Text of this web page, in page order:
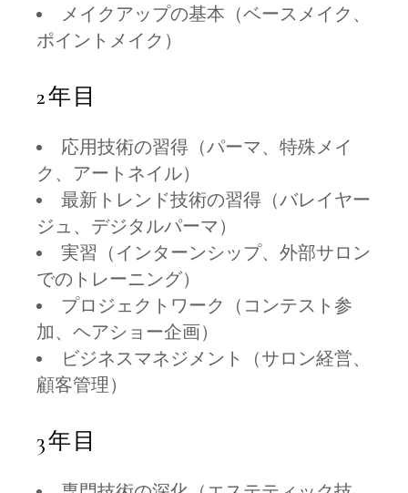
メイクアップの基本（ベースメイク、
ポイントメイク）
2年目
応用技術の習得（パーマ、特殊メイ
ク、アートネイル）
最新トレンド技術の習得（バレイヤー
ジュ、デジタルパーマ）
実習（インターンシップ、外部サロン
でのトレーニング）
プロジェクトワーク（コンテスト参
加、ヘアショー企画）
ビジネスマネジメント（サロン経営、
顧客管理）
3年目